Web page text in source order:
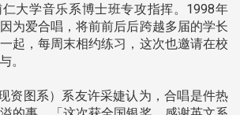
大学音乐系博士班专攻指挥。1998年
为爱合唱，将前前后后跨越多届的学长
起，每周末相约练习，这次也邀请在校
。
资图系）系友许采婕认为，合唱是件热